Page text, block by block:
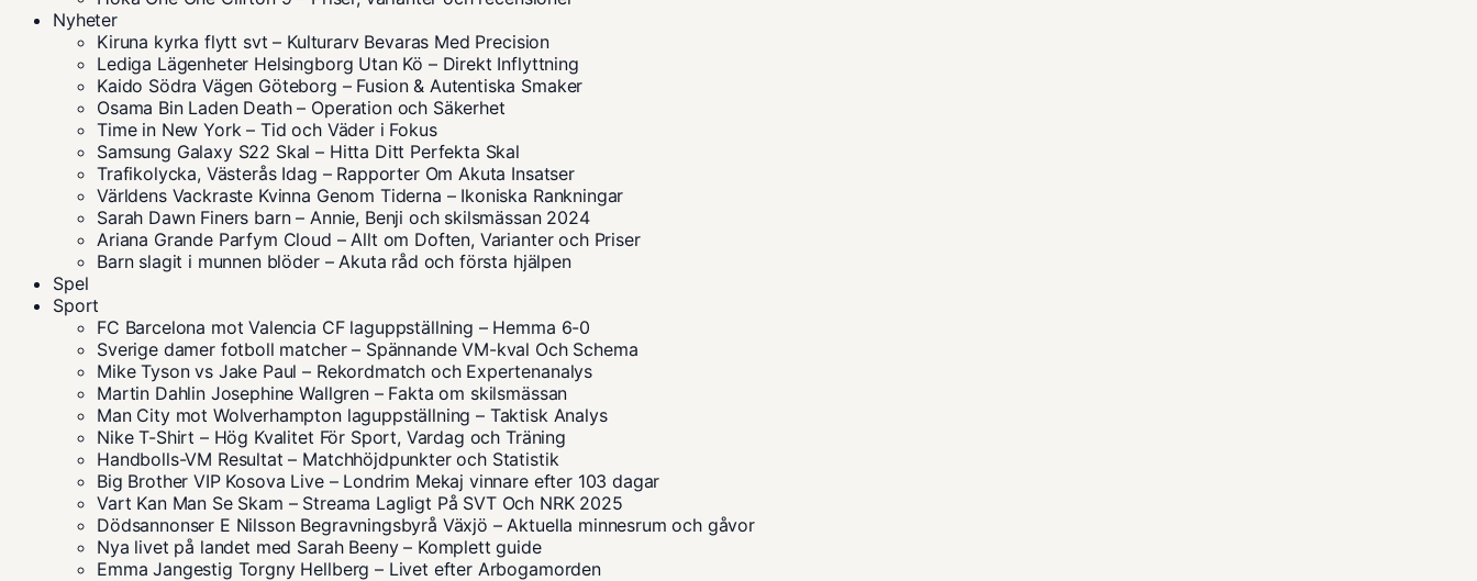
Nyheter
Kiruna kyrka flytt svt – Kulturarv Bevaras Med Precision
Lediga Lägenheter Helsingborg Utan Kö – Direkt Inflyttning
Kaido Södra Vägen Göteborg – Fusion & Autentiska Smaker
Osama Bin Laden Death – Operation och Säkerhet
Time in New York – Tid och Väder i Fokus
Samsung Galaxy S22 Skal – Hitta Ditt Perfekta Skal
Trafikolycka, Västerås Idag – Rapporter Om Akuta Insatser
Världens Vackraste Kvinna Genom Tiderna – Ikoniska Rankningar
Sarah Dawn Finers barn – Annie, Benji och skilsmässan 2024
Ariana Grande Parfym Cloud – Allt om Doften, Varianter och Priser
Barn slagit i munnen blöder – Akuta råd och första hjälpen
Spel
Sport
FC Barcelona mot Valencia CF laguppställning – Hemma 6-0
Sverige damer fotboll matcher – Spännande VM-kval Och Schema
Mike Tyson vs Jake Paul – Rekordmatch och Expertenanalys
Martin Dahlin Josephine Wallgren – Fakta om skilsmässan
Man City mot Wolverhampton laguppställning – Taktisk Analys
Nike T-Shirt – Hög Kvalitet För Sport, Vardag och Träning
Handbolls-VM Resultat – Matchhöjdpunkter och Statistik
Big Brother VIP Kosova Live – Londrim Mekaj vinnare efter 103 dagar
Vart Kan Man Se Skam – Streama Lagligt På SVT Och NRK 2025
Dödsannonser E Nilsson Begravningsbyrå Växjö – Aktuella minnesrum och gåvor
Nya livet på landet med Sarah Beeny – Komplett guide
Emma Jangestig Torgny Hellberg – Livet efter Arbogamorden